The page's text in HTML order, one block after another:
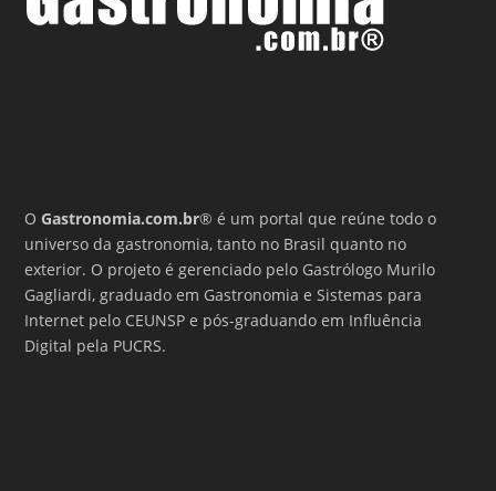
OGastronomia.com.br® é um portal que reúne todo o
universo da gastronomia, tanto no Brasil quanto no
exterior. O projeto é gerenciado pelo Gastrólogo Murilo
Gagliardi, graduado em Gastronomia e Sistemas para
Internet pelo CEUNSP e pós-graduando em Influência
Digital pela PUCRS.